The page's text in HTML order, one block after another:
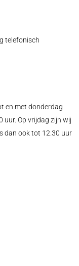
telefonisch
en met donderdag
uur. Op vrijdag zijn wij
dan ook tot 12.30 uur